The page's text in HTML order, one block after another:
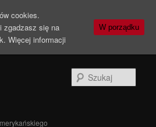
cookies.
zgadzasz się na
Więcej informacji
W porządku